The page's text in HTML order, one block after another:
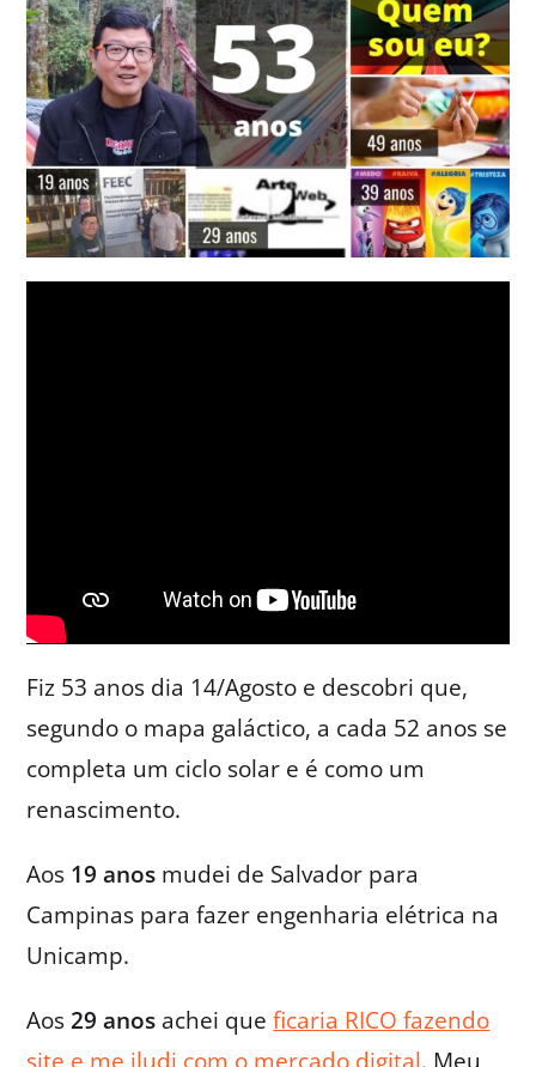
Fiz 53 anos dia 14/Agosto e descobri que,
segundo o mapa galáctico, a cada 52 anos se
completa um ciclo solar e é como um
renascimento.
Aos 19 anos mudei de Salvador para
Campinas para fazer engenharia elétrica na
Unicamp.
Aos29 anos achei queficaria RICO fazendo
site e me iludi com o mercado digital. Meu